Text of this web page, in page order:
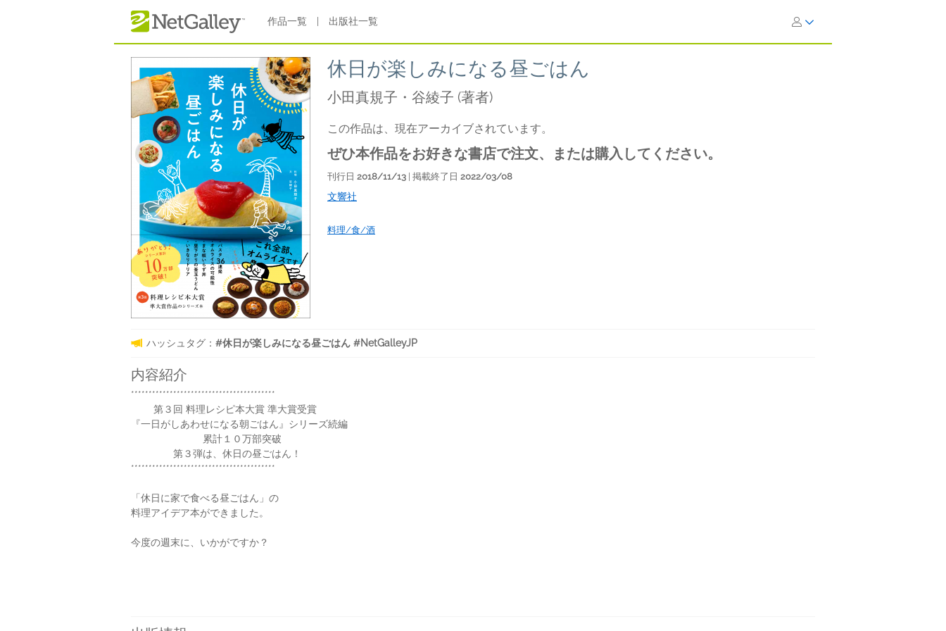
作品一覧 出版社一覧
休日が楽しみになる昼ごはん
小田真規子・谷綾子 (著者)
この作品は、現在アーカイブされています。
ぜひ本作品をお好きな書店で注文、または購入してください。
刊行日 2018/11/13 | 掲載終了日 2022/03/08
文響社
料理/食/酒
ハッシュタグ： #休日が楽しみになる昼ごはん #NetGalleyJP
内容紹介
*****************************************
第３回 料理レシピ本大賞 準大賞受賞
『一日がしあわせになる朝ごはん』シリーズ続編
累計１０万部突破
第３弾は、休日の昼ごはん！
*****************************************
「休日に家で食べる昼ごはん」の
料理アイデア本ができました。
今度の週末に、いかがですか？